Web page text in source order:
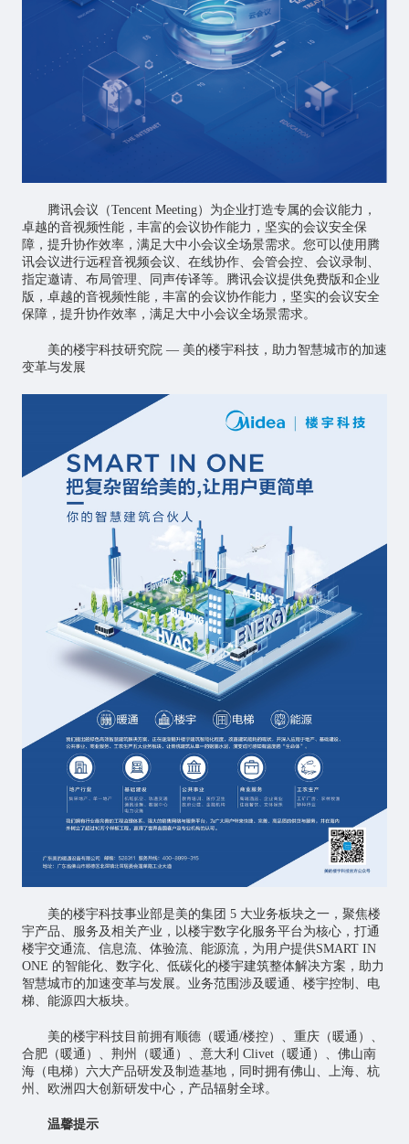
腾讯会议（Tencent Meeting）为企业打造专属的会议能力，
卓越的音视频性能，丰富的会议协作能力，坚实的会议安全保
障，提升协作效率，满足大中小会议全场景需求。您可以使用腾
讯会议进行远程音视频会议、在线协作、会管会控、会议录制、
指定邀请、布局管理、同声传译等。腾讯会议提供免费版和企业
版，卓越的音视频性能，丰富的会议协作能力，坚实的会议安全
保障，提升协作效率，满足大中小会议全场景需求。
美的楼宇科技研究院 — 美的楼宇科技，助力 智慧城市的加速
变革与发展
美的楼宇科技事业部是美的集团 5 大业务板块之一，聚焦楼
宇产品、服务及相关产业，以楼宇数字化服务平台为核心，打通
楼宇交通流、信息流、体验流、能源流，为用户提供SMART IN
ONE 的智能化、数字化、低碳化的楼宇建筑整体解决方案，助力
智慧城市的加速变革与发展。业务范围涉及暖通、楼宇控制、电
梯、能源四大板块。
美的楼宇科技目前拥有顺德（暖通/楼控）、重庆（暖通）、
合肥（暖通）、荆州（暖通）、意大利 Clivet（暖通）、佛山南
海（电梯）六大产品研发及制造基地，同时拥有佛山、上海、杭
州、欧洲四大创新研发中心，产品辐射全球。
温馨提示